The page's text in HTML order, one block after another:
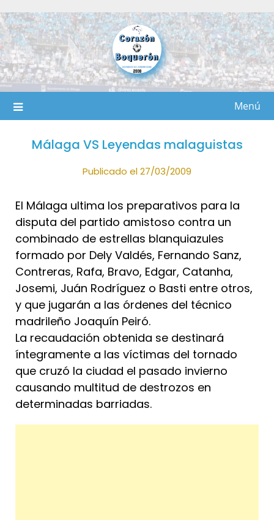
al
contenido
Menú
Málaga VS Leyendas malaguistas
Publicado el 27/03/2009
El Málaga ultima los preparativos para la
disputa del partido amistoso contra un
combinado de estrellas blanquiazules
formado por Dely Valdés, Fernando Sanz,
Contreras, Rafa, Bravo, Edgar, Catanha,
Josemi, Juán Rodríguez o Basti entre otros,
y que jugarán a las órdenes del técnico
madrileño Joaquín Peiró.
La recaudación obtenida se destinará
íntegramente a las víctimas del tornado
que cruzó la ciudad el pasado invierno
causando multitud de destrozos en
determinadas barriadas.